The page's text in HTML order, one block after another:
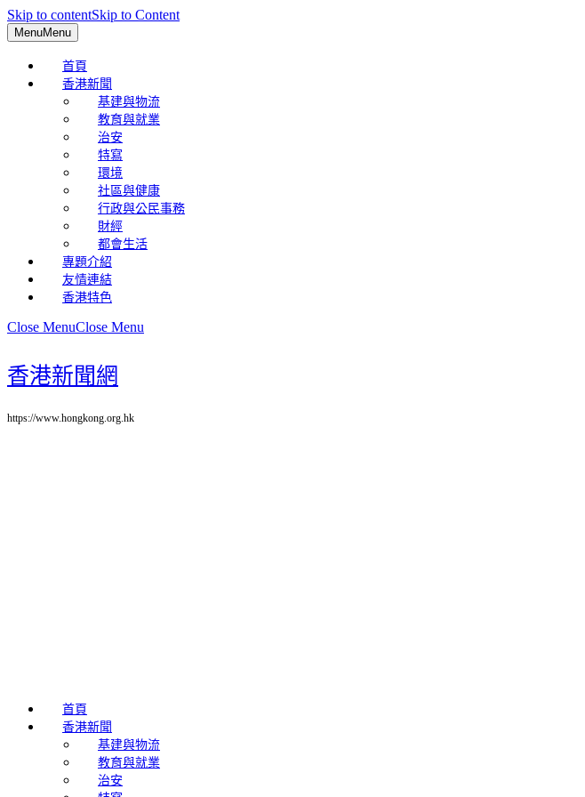
Skip to contentSkip to Content
MenuMenu
首頁
香港新聞
基建與物流
教育與就業
治安
特寫
環境
社區與健康
行政與公民事務
財經
都會生活
專題介紹
友情連結
香港特色
Close MenuClose Menu
香港新聞網
https://www.hongkong.org.hk
首頁
香港新聞
基建與物流
教育與就業
治安